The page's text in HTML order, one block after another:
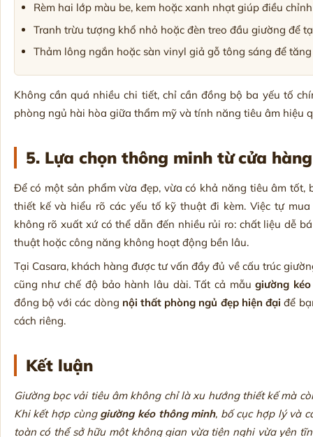
Rèm hai lớp màu be, kem hoặc xanh nhạt giúp điều
Tranh trừu tượng khổ nhỏ hoặc đèn treo đầu giường để
Thảm lông ngắn hoặc sàn vinyl giả gỗ tông sáng để
Không cần quá nhiều chi tiết, chỉ cần đồng bộ ba yếu tố
phòng ngủ hài hòa giữa thẩm mỹ và tính năng tiêu âm hiệu
5. Lựa chọn thông minh từ cửa
Để có một sản phẩm vừa đẹp, vừa có khả năng tiêu âm tốt,
thiết kế và hiểu rõ các yếu tố kỹ thuật đi kèm. Việc tự
không rõ xuất xứ có thể dẫn đến nhiều rủi ro: chất liệu dễ
thuật hoặc công năng không hoạt động bền lâu.
Tại Casara, khách hàng được tư vấn đầy đủ về cấu trúc
cũng như chế độ bảo hành lâu dài. Tất cả mẫugiường
đồng bộ với các dòng nội thất phòng ngủ đẹp hiện đại để
cách riêng.
Kết luận
Giường bọc vải tiêu âm không chỉ là xu hướng thiết kế mà
Khi kết hợp cùng giường kéo thông minh, bố cục hợp lý và
toàn có thể sở hữu một không gian vừa tiện nghi vừa yên